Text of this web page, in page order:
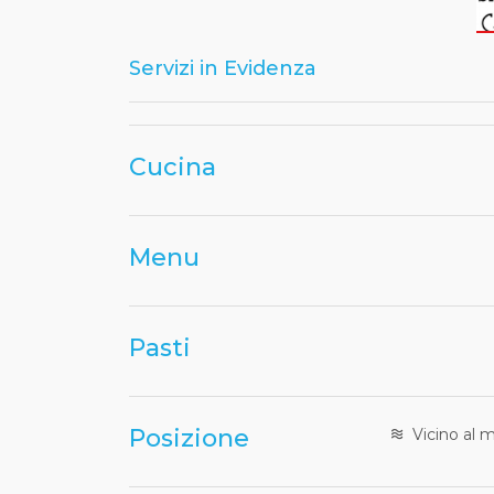
Servizi in Evidenza
Cucina
Menu
Pasti
Posizione Vicino al